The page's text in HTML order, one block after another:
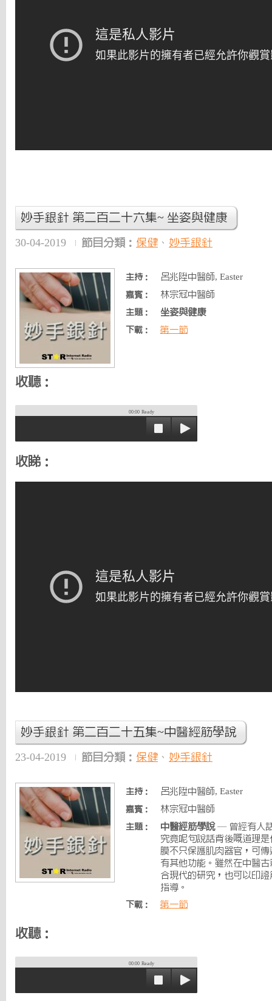
妙手銀針 第二百二十六集~ 坐姿與健康
30-04-2019 節目分類： 保健 、 妙手銀針
主持： 呂兆陞中醫師, Easter
嘉賓： 林宗冠中醫師
主題： 坐姿與健康
下載： 第一節
收聽：
00:00 Ready
收睇：
妙手銀針 第二百二十五集~中醫經筋學說
23-04-2019 節目分類： 保健 、 妙手銀針
主持： 呂兆陞中醫師, Easter
嘉賓： 林宗冠中醫師
主題： 中醫經筋學說— 曾經有人
究竟呢句說話背後嘅道理
膜不只保護肌肉器官，可
有其他功能。雖然在中醫
合現代的研究，也可以印
指導。
下載： 第一節
收聽：
00:00 Ready